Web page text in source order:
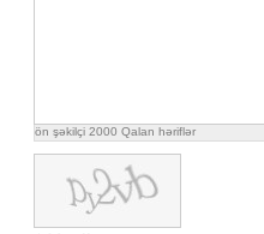
ön şəkilçi 2000 Qalan həriflər